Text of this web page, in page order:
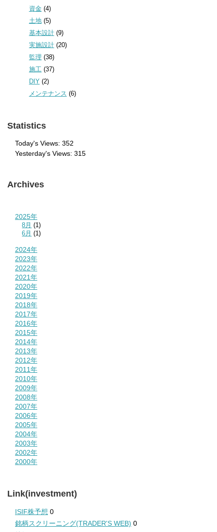
資金(4)
土地(5)
基本設計(9)
実施設計(20)
監理 (38)
施工(37)
DIY(2)
メンテナンス (6)
Statistics
Today's Views: 352
Yesterday's Views: 315
Archives
2025年
8月 (1)
6月 (1)
2024年
2023年
2022年
2021年
2020年
2019年
2018年
2017年
2016年
2015年
2014年
2013年
2012年
2011年
2010年
2009年
2008年
2007年
2006年
2005年
2004年
2003年
2002年
2000年
Link(investment)
ISIF株予想 0
銘柄スクリーニング(TRADER'S WEB) 0